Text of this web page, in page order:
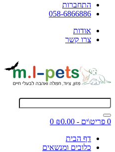
התחברות
058-6866886
אודות
צרו קשר
0 פריט\ים - ₪0.00
0
דף הבית
כלובים ומנשאים